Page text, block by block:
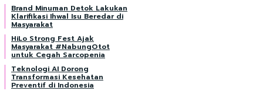
Brand Minuman Detok Lakukan
Klarifikasi Ihwal Isu Beredar di
Masyarakat
HiLo Strong Fest Ajak
Masyarakat #NabungOtot
untuk Cegah Sarcopenia
Teknologi AI Dorong
Transformasi Kesehatan
Preventif di Indonesia